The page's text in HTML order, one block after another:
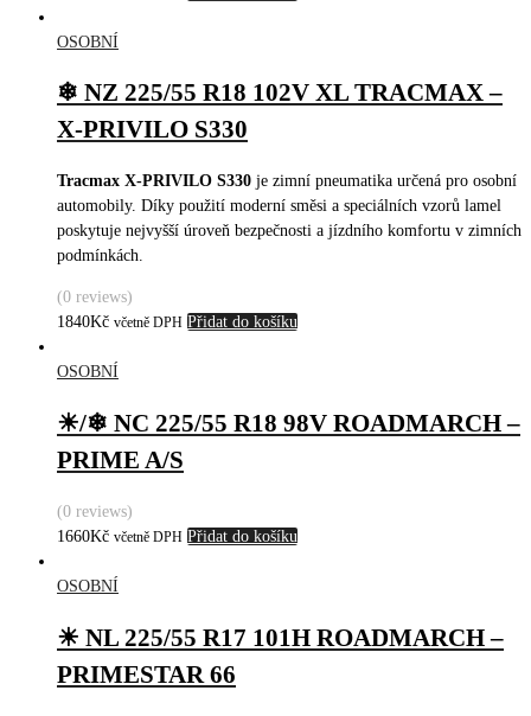
OSOBNÍ
❄ NZ 225/55 R18 102V XL TRACMAX –
X-PRIVILO S330
Tracmax X-PRIVILO S330 je zimní pneumatika určená pro osobní
automobily. Díky použití moderní směsi a speciálních vzorů lamel
poskytuje nejvyšší úroveň bezpečnosti a jízdního komfortu v zimních
podmínkách.
(0 reviews)
1840Kč včetně DPH Přidat do košíku
OSOBNÍ
☀/❄ NC 225/55 R18 98V ROADMARCH –
PRIME A/S
(0 reviews)
1660Kč včetně DPH Přidat do košíku
OSOBNÍ
☀ NL 225/55 R17 101H ROADMARCH –
PRIMESTAR 66